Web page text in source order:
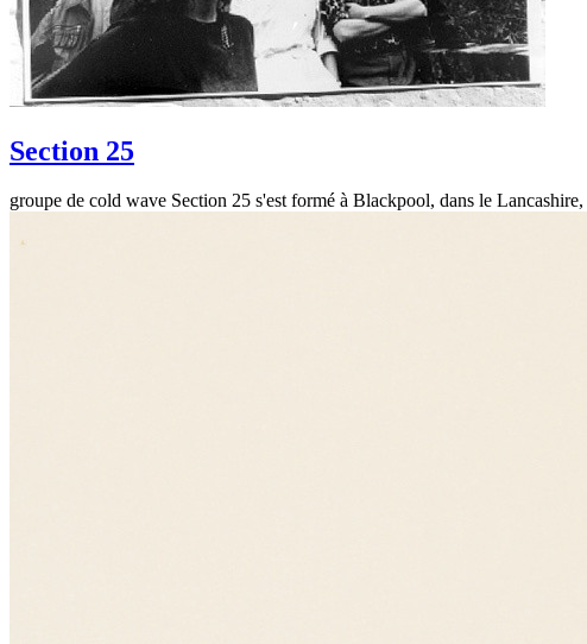
Section 25
groupe de cold wave Section 25 s'est formé à Blackpool, dans le